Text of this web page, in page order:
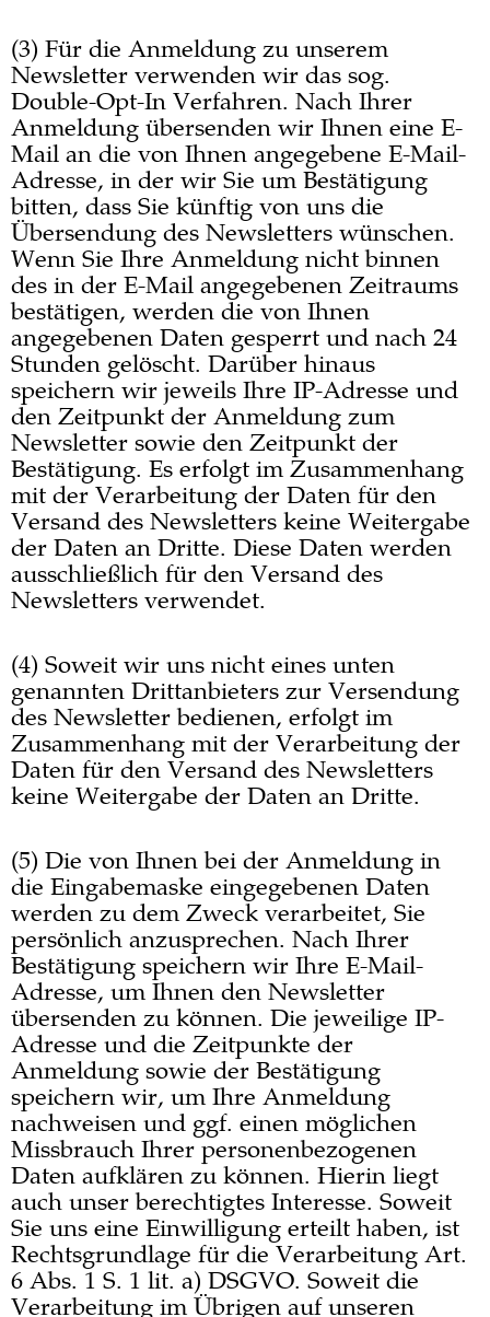
(3) Für die Anmeldung zu unserem
Newsletter verwenden wir das sog.
Double-Opt-In Verfahren. Nach Ihrer
Anmeldung übersenden wir Ihnen eine E-
Mail an die von Ihnen angegebene E-Mail-
Adresse, in der wir Sie um Bestätigung
bitten, dass Sie künftig von uns die
Übersendung des Newsletters wünschen.
Wenn Sie Ihre Anmeldung nicht binnen
des in der E-Mail angegebenen Zeitraums
bestätigen, werden die von Ihnen
angegebenen Daten gesperrt und nach 24
Stunden gelöscht. Darüber hinaus
speichern wir jeweils Ihre IP-Adresse und
den Zeitpunkt der Anmeldung zum
Newsletter sowie den Zeitpunkt der
Bestätigung. Es erfolgt im Zusammenhang
mit der Verarbeitung der Daten für den
Versand des Newsletters keine Weitergabe
der Daten an Dritte. Diese Daten werden
ausschließlich für den Versand des
Newsletters verwendet.
(4) Soweit wir uns nicht eines unten
genannten Drittanbieters zur Versendung
des Newsletter bedienen, erfolgt im
Zusammenhang mit der Verarbeitung der
Daten für den Versand des Newsletters
keine Weitergabe der Daten an Dritte.
(5) Die von Ihnen bei der Anmeldung in
die Eingabemaske eingegebenen Daten
werden zu dem Zweck verarbeitet, Sie
persönlich anzusprechen. Nach Ihrer
Bestätigung speichern wir Ihre E-Mail-
Adresse, um Ihnen den Newsletter
übersenden zu können. Die jeweilige IP-
Adresse und die Zeitpunkte der
Anmeldung sowie der Bestätigung
speichern wir, um Ihre Anmeldung
nachweisen und ggf. einen möglichen
Missbrauch Ihrer personenbezogenen
Daten aufklären zu können. Hierin liegt
auch unser berechtigtes Interesse. Soweit
Sie uns eine Einwilligung erteilt haben, ist
Rechtsgrundlage für die Verarbeitung Art.
6 Abs. 1 S. 1 lit. a) DSGVO. Soweit die
Verarbeitung im Übrigen auf unseren